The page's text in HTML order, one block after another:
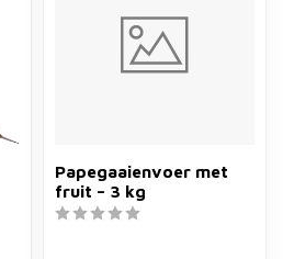
Papegaaienvoer met
fruit – 3 kg